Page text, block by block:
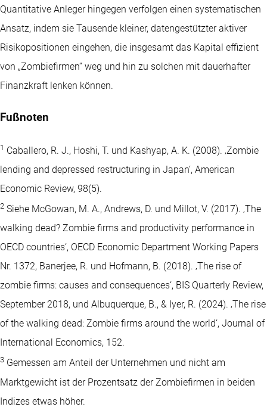
Quantitative Anleger hingegen verfolgen einen systematischen
Ansatz, indem sie Tausende kleiner, datengestützter aktiver
Risikopositionen eingehen, die insgesamt das Kapital effizient
von „Zombiefirmen“ weg und hin zu solchen mit dauerhafter
Finanzkraft lenken können.
Fußnoten
1 Caballero, R. J., Hoshi, T. und Kashyap, A. K. (2008). ‚Zombie
lending and depressed restructuring in Japan‘, American
Economic Review, 98(5).
2 Siehe McGowan, M. A., Andrews, D. und Millot, V. (2017). ‚The
walking dead? Zombie firms and productivity performance in
OECD countries‘, OECD Economic Department Working Papers
Nr. 1372, Banerjee, R. und Hofmann, B. (2018). ‚The rise of
zombie firms: causes and consequences‘, BIS Quarterly Review,
September 2018, und Albuquerque, B., & Iyer, R. (2024). ‚The rise
of the walking dead: Zombie firms around the world‘, Journal of
International Economics, 152.
3 Gemessen am Anteil der Unternehmen und nicht am
Marktgewicht ist der Prozentsatz der Zombiefirmen in beiden
Indizes etwas höher.